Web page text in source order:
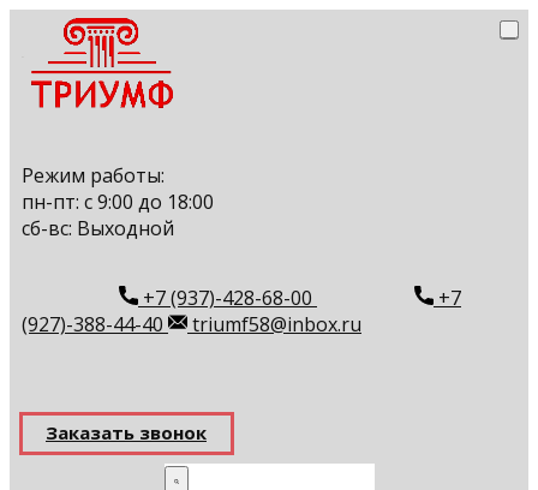
Режим работы:
пн-пт: с 9:00 до 18:00
сб-вс: Выходной
+7 (937)-428-68-00
+7
(927)-388-44-40
triumf58@inbox.ru
Заказать звонок